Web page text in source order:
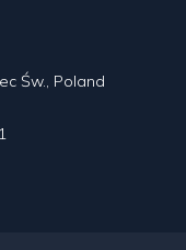
Św., Poland